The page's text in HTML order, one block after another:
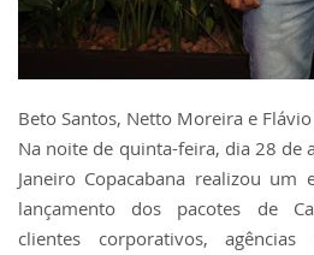
Beto Santos, Netto Moreira e Flávio
Na noite de quinta-feira, dia 28 de
Janeiro Copacabana realizou um
lançamento dos pacotes de
clientes corporativos,